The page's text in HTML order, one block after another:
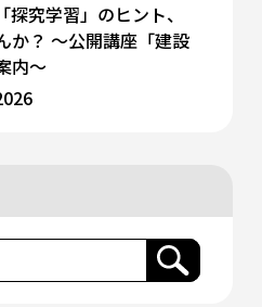
探究学習」のヒント、
か？ 〜公開講座「建設
内〜